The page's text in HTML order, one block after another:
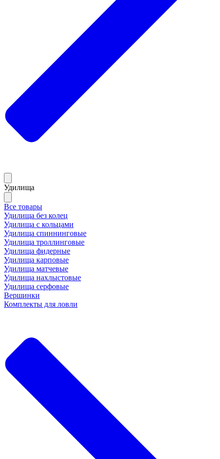
Удилища
Все товары
Удилища без колец
Удилища с кольцами
Удилища спиннинговые
Удилища троллинговые
Удилища фидерные
Удилища карповые
Удилища матчевые
Удилища нахлыстовые
Удилища серфовые
Вершинки
Комплекты для ловли